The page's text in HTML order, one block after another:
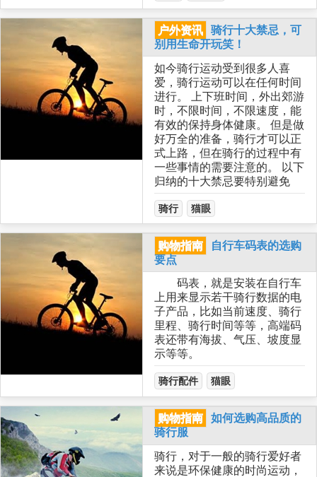
户外资讯
骑行十大禁忌，可
别用生命开玩笑！
如今骑行运动受到很多人喜
爱，骑行运动可以在任何时间
进行。 上下班时间，外出郊游
时，不限时间，不限速度，能
有效的保持身体健康。 但是做
好万全的准备，骑行才可以正
式上路，但在骑行的过程中有
一些事情的需要注意的。 以下
归纳的十大禁忌要特别避免
骑行 猫眼
购物指南
自行车码表的选购
要点
码表，就是安装在自行车
上用来显示若干骑行数据的电
子产品，比如当前速度、骑行
里程、骑行时间等等，高端码
表还带有海拔、气压、坡度显
示等等。
骑行配件 猫眼
购物指南
如何选购高品质的
骑行服
骑行，对于一般的骑行爱好者
来说是环保健康的时尚运动，